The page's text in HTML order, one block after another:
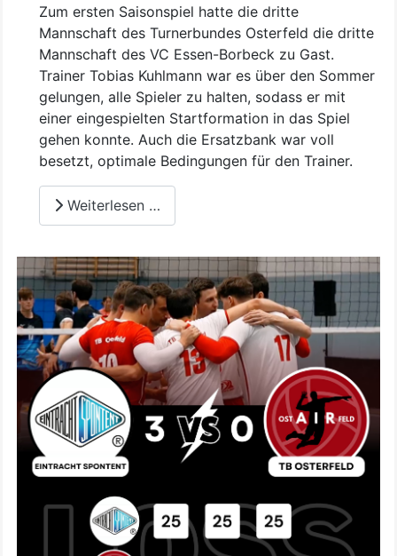
Zum ersten Saisonspiel hatte die dritte
Mannschaft des Turnerbundes Osterfeld die dritte
Mannschaft des VC Essen-Borbeck zu Gast.
Trainer Tobias Kuhlmann war es über den Sommer
gelungen, alle Spieler zu halten, sodass er mit
einer eingespielten Startformation in das Spiel
gehen konnte. Auch die Ersatzbank war voll
besetzt, optimale Bedingungen für den Trainer.
Weiterlesen …